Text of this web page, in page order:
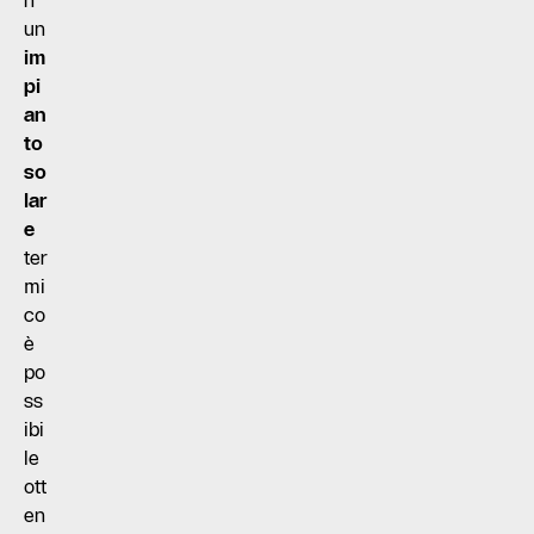
un
im
pi
an
to
so
lar
e
ter
mi
co
è
po
ss
ibi
le
ott
en